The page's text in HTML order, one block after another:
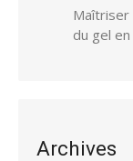
Maîtriser
du gel
Archives